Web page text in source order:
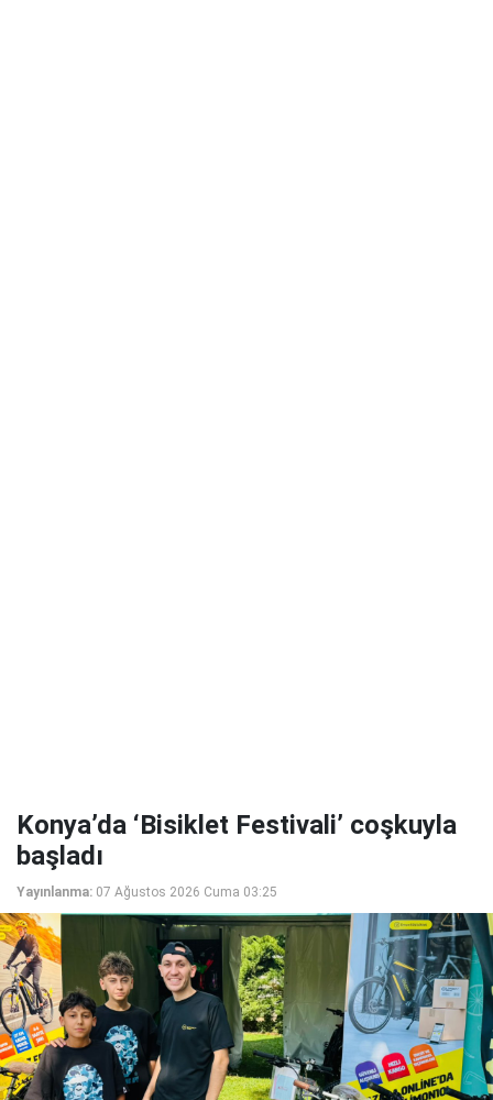
Konya’da ‘Bisiklet Festivali’ coşkuyla
başladı
Yayınlanma: 07 Ağustos 2026 Cuma 03:25